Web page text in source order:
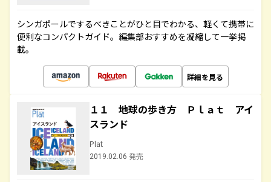
シンガポールでするべきことがひと目でわかる、軽くて携帯に
便利なコンパクトガイド。編集部おすすめを凝縮して一挙掲
載。
詳細を見る
１１ 地球の歩き方 Ｐｌａｔ アイ
スランド
Plat
2019.02.06 発売